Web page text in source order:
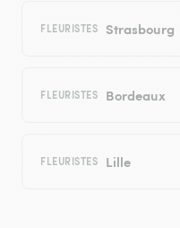
FLEURISTES Strasbourg
FLEURISTES Bordeaux
FLEURISTES Lille